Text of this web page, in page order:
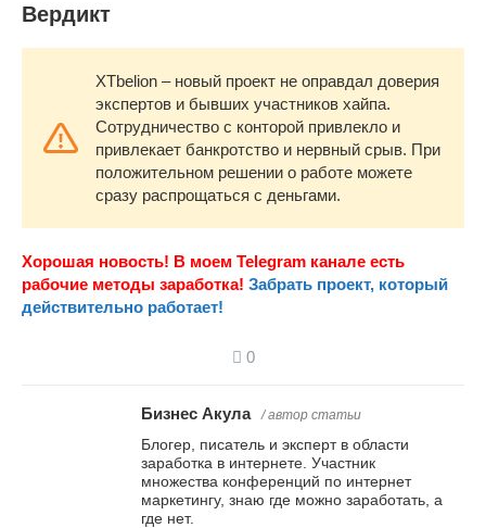
Вердикт
XTbelion – новый проект не оправдал доверия
экспертов и бывших участников хайпа.
Сотрудничество с конторой привлекло и
привлекает банкротство и нервный срыв. При
положительном решении о работе можете
сразу распрощаться с деньгами.
Хорошая новость! В моем Telegram канале есть
рабочие методы заработка! Забрать проект, который
действительно работает!
0
Бизнес Акула / автор статьи
Блогер, писатель и эксперт в области
заработка в интернете. Участник
множества конференций по интернет
маркетингу, знаю где можно заработать, а
где нет.